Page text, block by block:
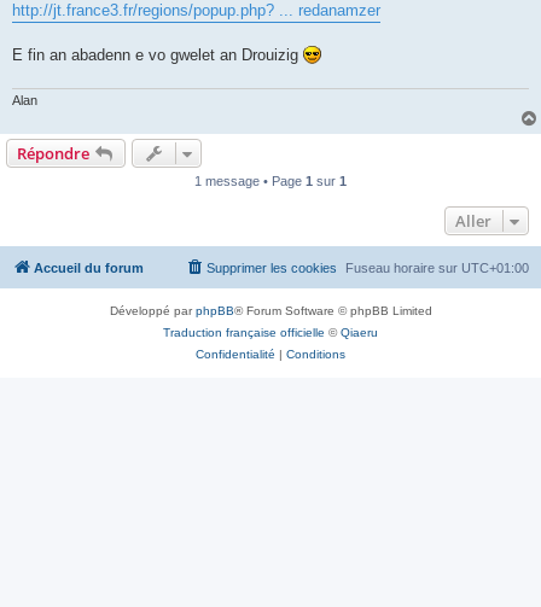
http://jt.france3.fr/regions/popup.php? ... redanamzer
E fin an abadenn e vo gwelet an Drouizig
Alan
Répondre
1 message • Page 1 sur 1
Aller
Accueil du forum Fuseau horaire sur UTC+01:00
Supprimer les cookies
Développé parphpBB® Forum Software © phpBB Limited
Traduction française officielle ©Qiaeru
Confidentialité | Conditions